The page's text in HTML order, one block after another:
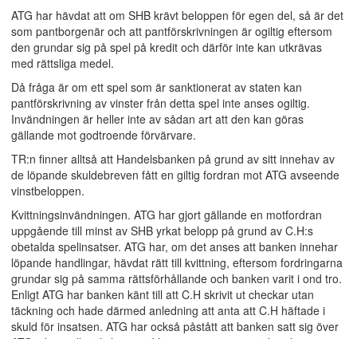
ATG har hävdat att om SHB krävt beloppen för egen del, så är det
som pantborgenär och att pantförskrivningen är ogiltig eftersom
den grundar sig på spel på kredit och därför inte kan utkrävas
med rättsliga medel.
Då fråga är om ett spel som är sanktionerat av staten kan
pantförskrivning av vinster från detta spel inte anses ogiltig.
Invändningen är heller inte av sådan art att den kan göras
gällande mot godtroende förvärvare.
TR:n finner alltså att Handelsbanken på grund av sitt innehav av
de löpande skuldebreven fått en giltig fordran mot ATG avseende
vinstbeloppen.
Kvittningsinvändningen. ATG har gjort gällande en motfordran
uppgående till minst av SHB yrkat belopp på grund av C.H:s
obetalda spelinsatser. ATG har, om det anses att banken innehar
löpande handlingar, hävdat rätt till kvittning, eftersom fordringarna
grundar sig på samma rättsförhållande och banken varit i ond tro.
Enligt ATG har banken känt till att C.H skrivit ut checkar utan
täckning och hade därmed anledning att anta att C.H häftade i
skuld för insatsen. ATG har också påstått att banken satt sig över